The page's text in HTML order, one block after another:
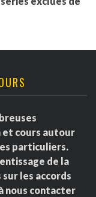
et cours autour
particuliers.
de la
les accords
nous contacter